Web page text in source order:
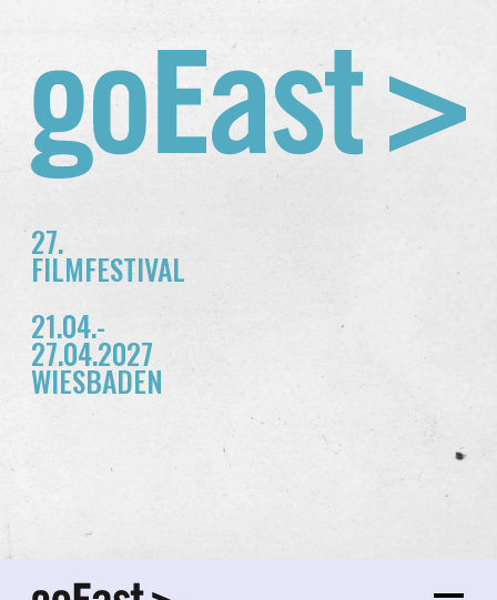
27.
FILMFESTIVAL
21.04.-
27.04.2027
WIESBADEN